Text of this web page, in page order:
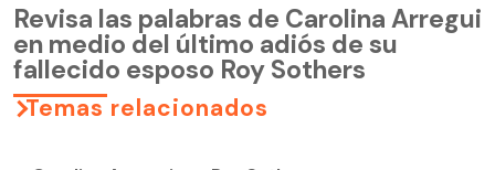
Revisa las palabras de Carolina Arregui
en medio del último adiós de su
fallecido esposo Roy Sothers
Temas relacionados